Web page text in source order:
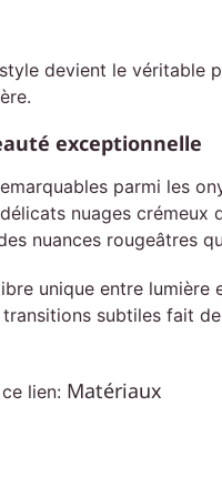
devient le véritable
exceptionnelle
parmi les
nuages
nuances rougeâtres
unique entre
subtiles fait
lien: Matériaux